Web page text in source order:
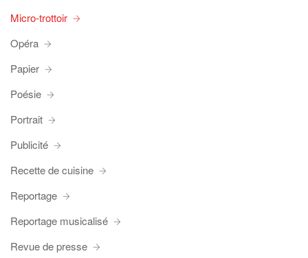
Micro-trottoir
Opéra
Papier
Poésie
Portrait
Publicité
Recette de cuisine
Reportage
Reportage musicalisé
Revue de presse